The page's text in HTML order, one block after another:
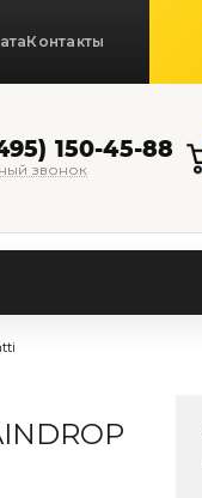
Контакты
150-45-88
звонок